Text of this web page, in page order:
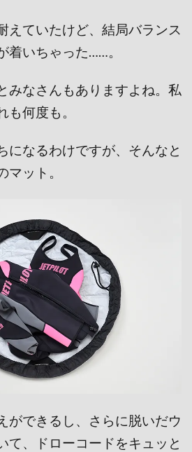
えていたけど、結局バランス
着いちゃった……。
みなさんもありますよね。私
も何度も。
になるわけですが、そんなと
マット。
ができるし、さらに脱いだウ
て、ドローコードをキュッと